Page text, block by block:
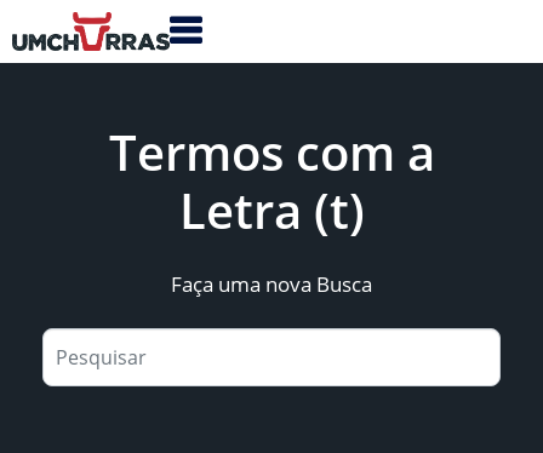
Termos com a
Letra (t)
Faça uma nova Busca